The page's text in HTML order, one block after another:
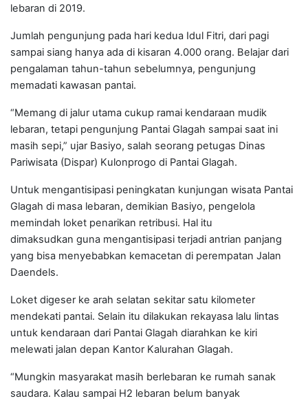
lebaran di 2019.
Jumlah pengunjung pada hari kedua Idul Fitri, dari pagi
sampai siang hanya ada di kisaran 4.000 orang. Belajar dari
pengalaman tahun-tahun sebelumnya, pengunjung
memadati kawasan pantai.
“Memang di jalur utama cukup ramai kendaraan mudik
lebaran, tetapi pengunjung Pantai Glagah sampai saat ini
masih sepi,” ujar Basiyo, salah seorang petugas Dinas
Pariwisata (Dispar) Kulonprogo di Pantai Glagah.
Untuk mengantisipasi peningkatan kunjungan wisata Pantai
Glagah di masa lebaran, demikian Basiyo, pengelola
memindah loket penarikan retribusi. Hal itu
dimaksudkan guna mengantisipasi terjadi antrian panjang
yang bisa menyebabkan kemacetan di perempatan Jalan
Daendels.
Loket digeser ke arah selatan sekitar satu kilometer
mendekati pantai. Selain itu dilakukan rekayasa lalu lintas
untuk kendaraan dari Pantai Glagah diarahkan ke kiri
melewati jalan depan Kantor Kalurahan Glagah.
“Mungkin masyarakat masih berlebaran ke rumah sanak
saudara. Kalau sampai H2 lebaran belum banyak